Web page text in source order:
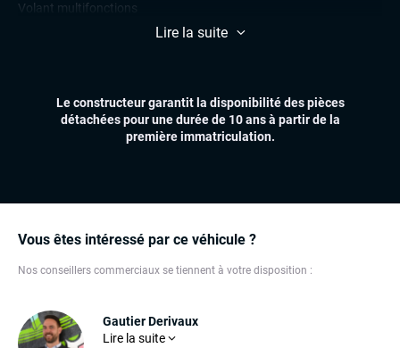
Vous êtes intéressé par ce véhicule ?
Nos conseillers commerciaux se tiennent à votre disposition :
Gautier Derivaux
Son expérience dans l'automobile fait de lui un
Lire la suite
Volant multifonctions
EXTÉRIEUR
Anti-brouillards
Commandes au volant
Volant cuir
Lire la suite
Le constructeur garantit la disponibilité des pièces
détachées pour une durée de 10 ans à partir de la
première immatriculation.